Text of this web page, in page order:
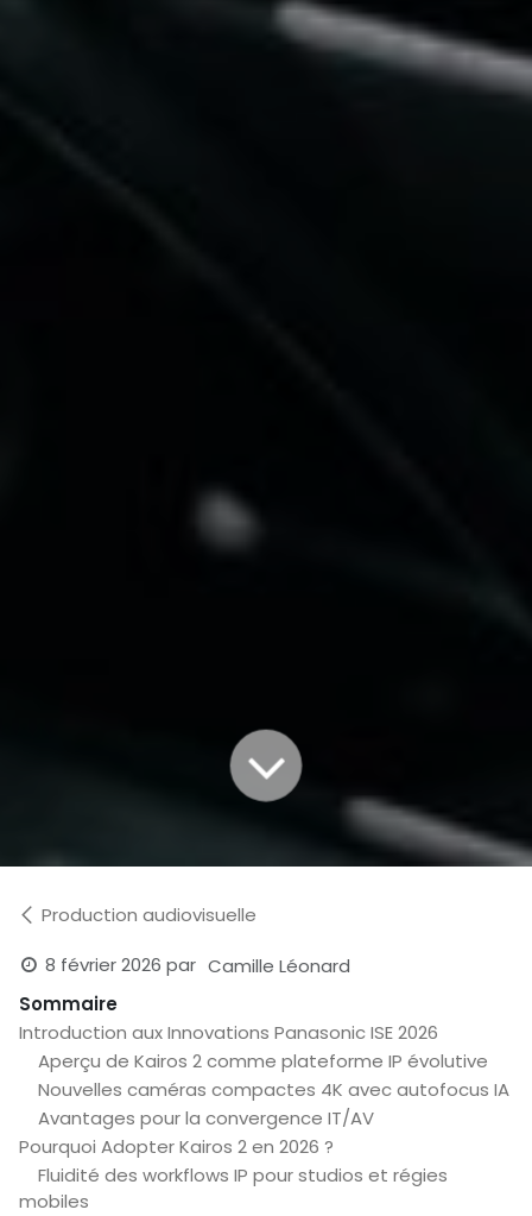
Production audiovisuelle
8 février 2026 par Camille Léonard
Sommaire
Introduction aux Innovations Panasonic ISE 2026
Aperçu de Kairos 2 comme plateforme IP évolutive
Nouvelles caméras compactes 4K avec autofocus IA
Avantages pour la convergence IT/AV
Pourquoi Adopter Kairos 2 en 2026 ?
Fluidité des workflows IP pour studios et régies
mobiles